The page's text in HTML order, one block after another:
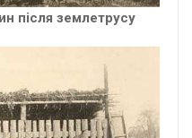
після землетрусу